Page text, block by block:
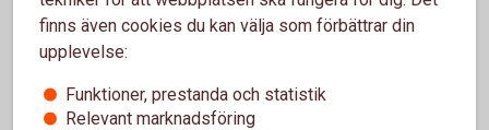
Idrott
finns även cookies du kan välja som förbättrar din
upplevelse:
Funktioner, prestanda och statistik
Relevant marknadsföring